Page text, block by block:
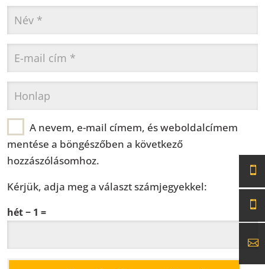
A nevem, e-mail címem, és weboldalcímem
mentése a böngészőben a következő
hozzászólásomhoz.
Kérjük, adja meg a választ számjegyekkel:
hét − 1 =